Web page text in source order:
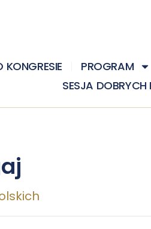
KONGRESIE PROGRAM
SESJA DOBRYCH